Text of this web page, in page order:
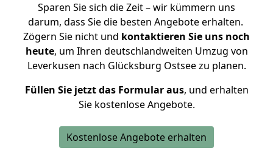
Sparen Sie sich die Zeit – wir kümmern uns
darum, dass Sie die besten Angebote erhalten.
Zögern Sie nicht und kontaktieren Sie uns noch
heute, um Ihren deutschlandweiten Umzug von
Leverkusen nach Glücksburg Ostsee zu planen.
Füllen Sie jetzt das Formular aus, und erhalten
Sie kostenlose Angebote.
Kostenlose Angebote erhalten